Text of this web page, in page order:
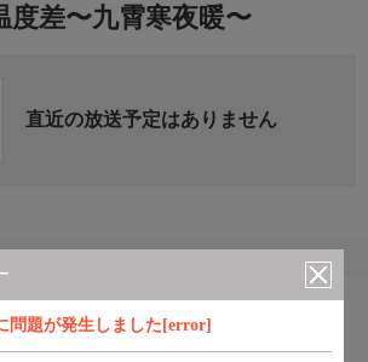
問題が発生しました[error]
差〜九霄寒夜暖〜
直近の放送予定はありません
すすめ番組